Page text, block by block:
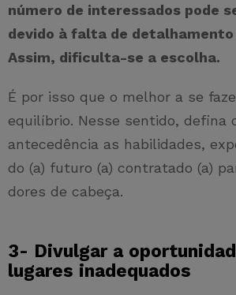
número de interessados pode
devido à falta de
Assim, dificulta-se a escolha.
É por isso que o melhor a se
equilíbrio. Nesse sentido, defina
antecedência as habilidades,
do (a) futuro (a) contratado (a)
dores de cabeça.
3- Divulgar a
lugares inadequados